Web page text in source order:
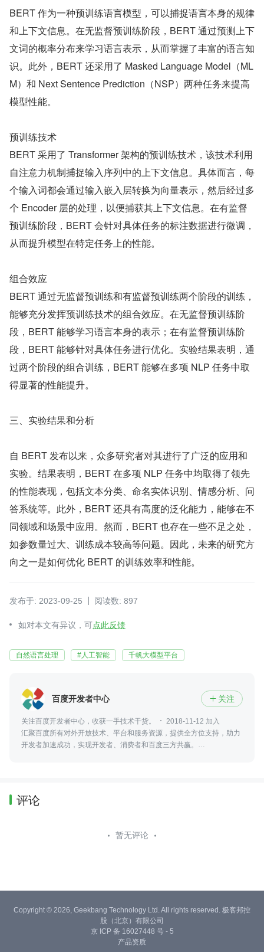
BERT 作为一种预训练语言模型，可以捕捉语言本身的规律
和上下文信息。在无监督预训练阶段，BERT 通过预测上下
文词的概率分布来学习语言表示，从而掌握了丰富的语言知
识。此外，BERT 还采用了 Masked Language Model（ML
M）和 Next Sentence Prediction（NSP）两种任务来提高
模型性能。
预训练技术
BERT 采用了 Transformer 架构的预训练技术，该技术利用
自注意力机制捕捉输入序列中的上下文信息。具体而言，每
个输入词都会通过输入嵌入层转换为向量表示，然后经过多
个 Encoder 层的处理，以便捕获其上下文信息。在有监督
预训练阶段，BERT 会针对具体任务的标注数据进行微调，
从而提升模型在特定任务上的性能。
组合效应
BERT 通过无监督预训练和有监督预训练两个阶段的训练，
能够充分发挥预训练技术的组合效应。在无监督预训练阶
段，BERT 能够学习语言本身的表示；在有监督预训练阶
段，BERT 能够针对具体任务进行优化。实验结果表明，通
过两个阶段的组合训练，BERT 能够在多项 NLP 任务中取
得显著的性能提升。
三、实验结果和分析
自 BERT 发布以来，众多研究者对其进行了广泛的应用和
实验。结果表明，BERT 在多项 NLP 任务中均取得了领先
的性能表现，包括文本分类、命名实体识别、情感分析、问
答系统等。此外，BERT 还具有高度的泛化能力，能够在不
同领域和场景中应用。然而，BERT 也存在一些不足之处，
如参数量过大、训练成本较高等问题。因此，未来的研究方
向之一是如何优化 BERT 的训练效率和性能。
发布于: 2023-09-25 阅读数: 897
如对本文有异议，可点此反馈
自然语言处理 #人工智能 千帆大模型平台
百度开发者中心  关注
关注百度开发者中心，收获一手技术干货。
2018-11-12 加入
汇聚百度所有对外开放技术、平台和服务资源，提供全方位支持，助力
开发者加速成功，实现开发者、消费者和百度三方共赢。
评论
暂无评论
Copyright © 2026, Geekbang Technology Ltd. All rights reserved. 极客邦控
股（北京）有限公司
京 ICP 备 16027448 号 - 5
产品资质